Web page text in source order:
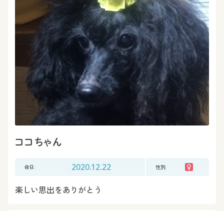
ココちゃん
命日: 2020.12.22 性別:
楽しい思出をありがとう